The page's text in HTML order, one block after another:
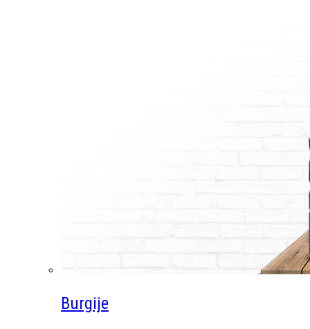
Burgije